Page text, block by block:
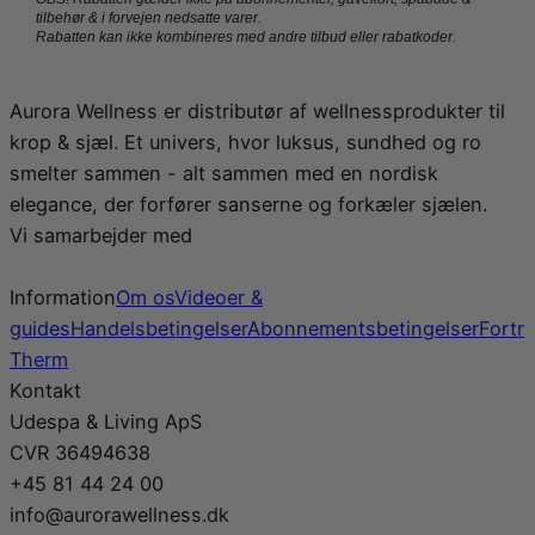
tilbehør & i forvejen nedsatte varer.
Rabatten kan ikke kombineres med andre tilbud eller rabatkoder.
Aurora Wellness er distributør af wellnessprodukter til
krop & sjæl. Et univers, hvor luksus, sundhed og ro
smelter sammen - alt sammen med en nordisk
elegance, der forfører sanserne og forkæler sjælen.
Vi samarbejder med
InformationOm osVideoer &
guidesHandelsbetingelserAbonnementsbetingelser
Therm
Kontakt
Udespa & Living ApS
CVR 36494638
+45 81 44 24 00
info@aurorawellness.dk